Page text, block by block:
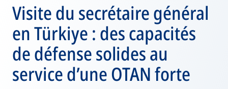
Visite du secrétaire général
en Türkiye : des capacités
de défense solides au
service d’une OTAN forte